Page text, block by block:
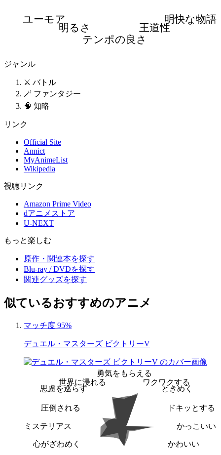
明快な物語
王道性
テンポの良さ
明るさ
ユーモア
ジャンル
⚔️ バトル
🪄 ファンタジー
🧠 知略
リンク
Official Site
Annict
MyAnimeList
Wikipedia
視聴リンク
Amazon Prime Video
dアニメストア
U-NEXT
もっと楽しむ
原作・関連本を探す
Blu-ray / DVDを探す
関連グッズを探す
似ているおすすめのアニメ
マッチ度 95%
デュエル・マスターズ ビクトリーV
勇気をもらえる
ワクワクする
ときめく
ドキッとする
かっこいい
かわいい
心がざわめく
ミステリアス
圧倒される
思慮を巡らす
世界に浸れる